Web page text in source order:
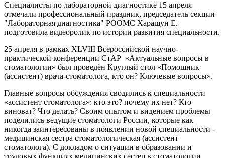
Специалисты по лабораторной диагностике 15 апреля
отмечали профессиональный праздник, председатель секции
"Лабораторная диагностика" РООМС Харашун Е.
подготовила видеоролик по истории развития специальности.
25 апреля в рамках XLVIII Всероссийской научно-
практической конференции СтАР «Актуальные вопросы в
стоматологии» был проведён Круглый стол «Помощник
(ассистент) врача-стоматолога, кто он? Ключевые вопросы».
Главные вопросы обсуждения сводились к специальности
«ассистент стоматолога»: кто это? почему их нет? Кто
виноват? Что делать? Своим опытом и видением проблемы
поделились ведущие стоматологи России, которые как
никогда заинтересованы в появлении новой специальности -
медицинская сестра стоматологическая (ассистент
стоматолога). С докладом о ситуации в образовании и